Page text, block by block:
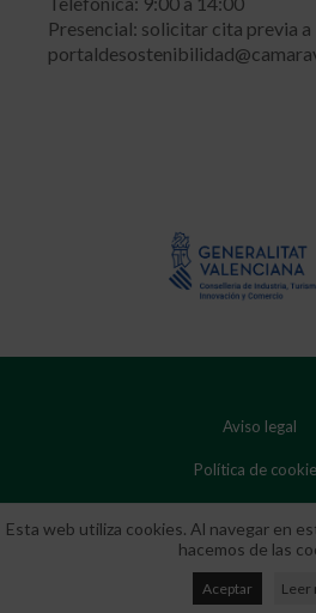
Presencial: solicitar cita previa a
Aviso legal
Política de
Esta web utiliza cookies. Al navegar en
hacemos de las
Aceptar Leer